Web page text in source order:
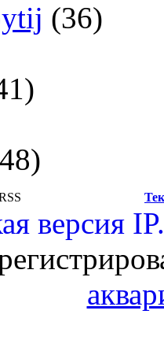
(36)
версия